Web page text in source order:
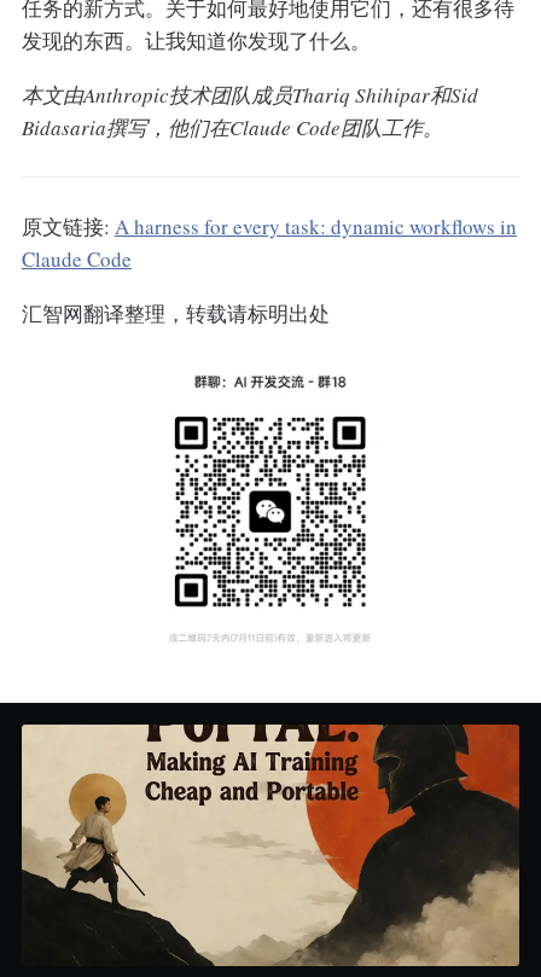
任务的新方式。关于如何最好地使用它们，还有很多待
发现的东西。让我知道你发现了什么。
本文由Anthropic技术团队成员Thariq Shihipar和Sid
Bidasaria撰写，他们在Claude Code团队工作。
原文链接: A harness for every task: dynamic workflows in
Claude Code
汇智网翻译整理，转载请标明出处